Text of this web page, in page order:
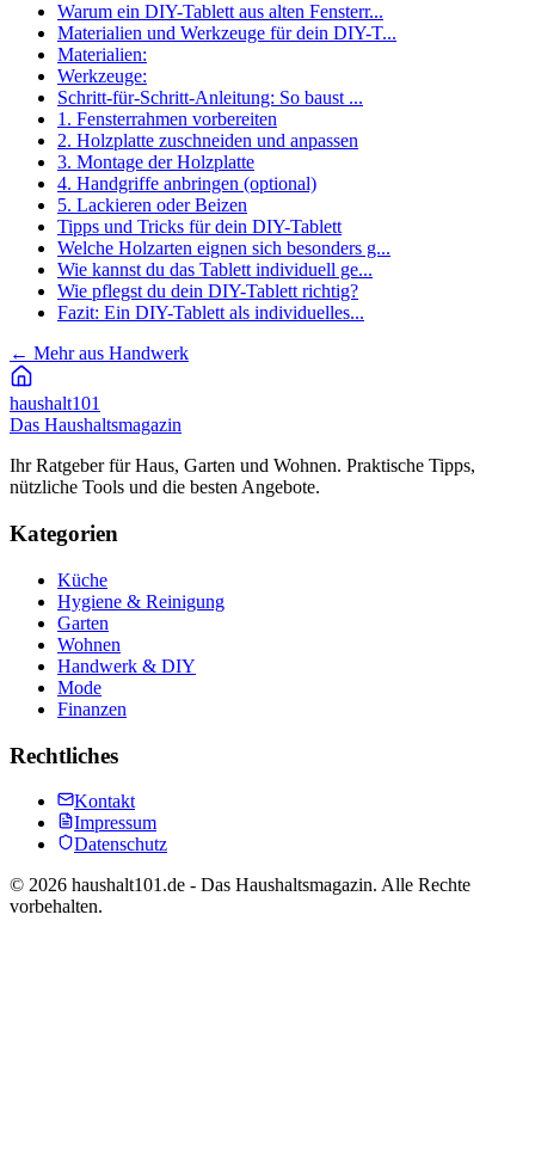
Warum ein DIY-Tablett aus alten Fensterr...
Materialien und Werkzeuge für dein DIY-T...
Materialien:
Werkzeuge:
Schritt-für-Schritt-Anleitung: So baust ...
1. Fensterrahmen vorbereiten
2. Holzplatte zuschneiden und anpassen
3. Montage der Holzplatte
4. Handgriffe anbringen (optional)
5. Lackieren oder Beizen
Tipps und Tricks für dein DIY-Tablett
Welche Holzarten eignen sich besonders g...
Wie kannst du das Tablett individuell ge...
Wie pflegst du dein DIY-Tablett richtig?
Fazit: Ein DIY-Tablett als individuelles...
← Mehr aus Handwerk
haushalt101
Das Haushaltsmagazin
Ihr Ratgeber für Haus, Garten und Wohnen. Praktische Tipps,
nützliche Tools und die besten Angebote.
Kategorien
Küche
Hygiene & Reinigung
Garten
Wohnen
Handwerk & DIY
Mode
Finanzen
Rechtliches
Kontakt
Impressum
Datenschutz
© 2026 haushalt101.de - Das Haushaltsmagazin. Alle Rechte
vorbehalten.